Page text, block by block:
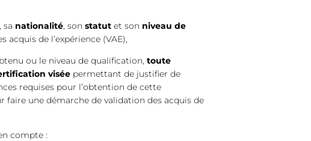
sa nationalité, son statut et son niveau de
de l’expérience (VAE),
ou le niveau de qualification, toute
visée permettant de justifier de
requises pour l’obtention de cette
une démarche de validation des acquis de
compte :